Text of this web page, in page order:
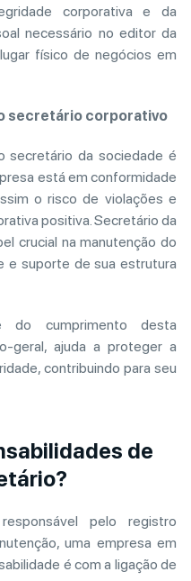
corporativa e da
necessário no editor da
físico de negócios em
secretário corporativo
secretário da sociedade é
está em conformidade
o risco de violações e
positiva. Secretário da
crucial na manutenção do
e suporte de sua estrutura
do cumprimento desta
geral, ajuda a proteger a
contribuindo para seu
de
pelo registro
uma empresa em
é com a ligação de